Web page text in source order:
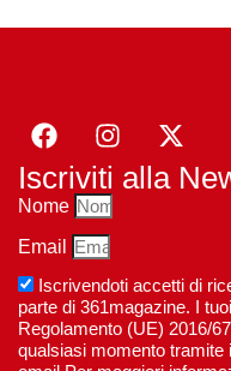
Iscriviti alla
Nome
Email
Iscrivendoti accetti di
parte di 361magazine. I
Regolamento (UE) 2016/
qualsiasi momento tramite